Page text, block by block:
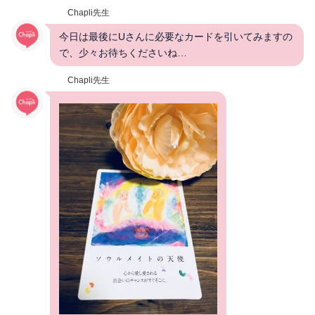
Chapli先生
今日は最後にUさんに必要なカードを引いてみますの
で、少々お待ちくださいね…
Chapli先生